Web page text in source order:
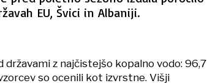
EU, Švici in Albaniji.
državami z najčistejšo kopalno vodo: 96,7
so ocenili kot izvrstne. Višji